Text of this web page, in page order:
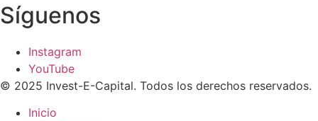
Síguenos
Instagram
YouTube
© 2025 Invest-E-Capital. Todos los derechos reservados.
Inicio